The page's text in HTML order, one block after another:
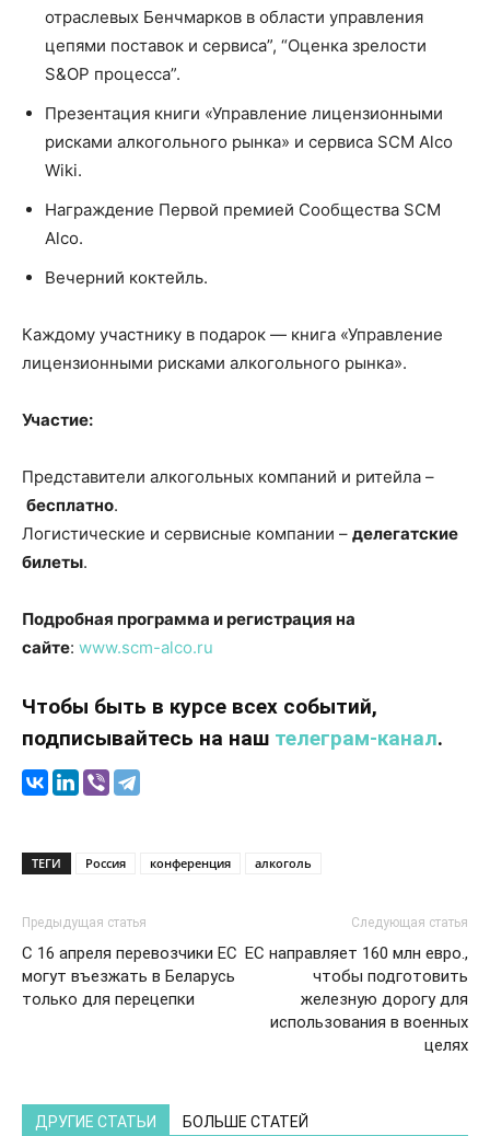
отраслевых Бенчмарков в области управления
цепями поставок и сервиса”, “Оценка зрелости
S&OP процесса”.
Презентация книги «Управление лицензионными
рисками алкогольного рынка» и сервиса SCM Alco
Wiki.
Награждение Первой премией Сообщества SCM
Alco.
Вечерний коктейль.
Каждому участнику в подарок — книга «Управление
лицензионными рисками алкогольного рынка».
Участие:
Представители алкогольных компаний и ритейла –
бесплатно.
Логистические и сервисные компании – делегатские
билеты.
Подробная программа и регистрация на
сайте: www.scm-alco.ru
Чтобы быть в курсе всех событий,
подписывайтесь на наш телеграм-канал.
ТЕГИ Россия конференция алкоголь
Предыдущая статья
С 16 апреля перевозчики ЕС
могут въезжать в Беларусь
только для перецепки
Следующая статья
ЕС направляет 160 млн евро.,
чтобы подготовить
железную дорогу для
использования в военных
целях
ДРУГИЕ СТАТЬИ БОЛЬШЕ СТАТЕЙ